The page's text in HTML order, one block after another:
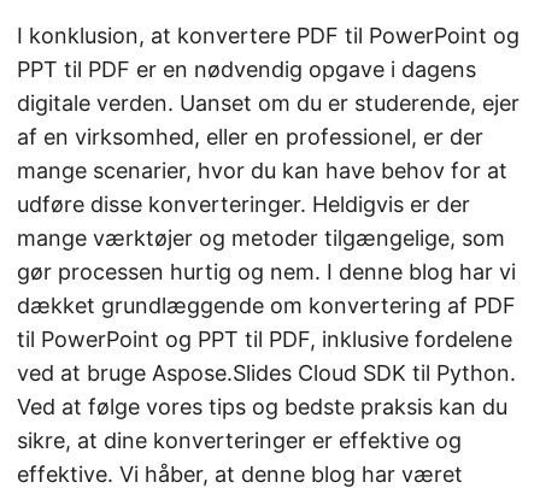
I konklusion, at konvertere PDF til PowerPoint og
PPT til PDF er en nødvendig opgave i dagens
digitale verden. Uanset om du er studerende, ejer
af en virksomhed, eller en professionel, er der
mange scenarier, hvor du kan have behov for at
udføre disse konverteringer. Heldigvis er der
mange værktøjer og metoder tilgængelige, som
gør processen hurtig og nem. I denne blog har vi
dækket grundlæggende om konvertering af PDF
til PowerPoint og PPT til PDF, inklusive fordelene
ved at bruge Aspose.Slides Cloud SDK til Python.
Ved at følge vores tips og bedste praksis kan du
sikre, at dine konverteringer er effektive og
effektive. Vi håber, at denne blog har været